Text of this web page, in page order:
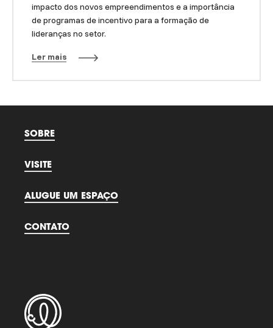
impacto dos novos empreendimentos e a importância
de programas de incentivo para a formação de
lideranças no setor.
Ler mais
SOBRE
VISITE
ALUGUE UM ESPAÇO
CONTATO